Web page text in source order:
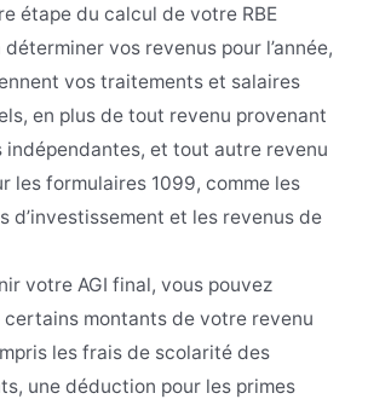
étape du calcul de votre RBE
vos revenus pour l’année,
vos traitements et salaires
en plus de tout revenu provenant
indépendantes, et tout autre revenu
les formulaires 1099, comme les
d’investissement et les revenus de
votre AGI final, vous pouvez
certains montants de votre revenu
les frais de scolarité des
une déduction pour les primes